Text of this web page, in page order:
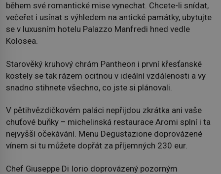
během své romantické mise vynechat. Chcete-li snídat,
večeřet i usínat s výhledem na antické památky, ubytujte
se v luxusním hotelu Palazzo Manfredi hned vedle
Kolosea.
Starověký kruhový chrám Pantheon i první křesťanské
kostely se tak rázem ocitnou v ideální vzdálenosti a vy
snadno stihnete všechno, co jste si plánovali.
V pětihvězdičkovém paláci nepřijdou zkrátka ani vaše
chuťové buňky – michelinská restaurace Aromi splní i ta
nejvyšší očekávání. Menu Degustazione doprovázené
vínem si tu můžete dopřát za příjemných 230 eur.
Chef Giuseppe Di Iorio doprovázený pozorným